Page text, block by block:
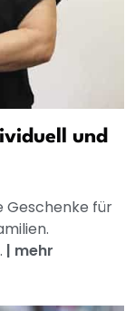
und
Geschenke für
| mehr